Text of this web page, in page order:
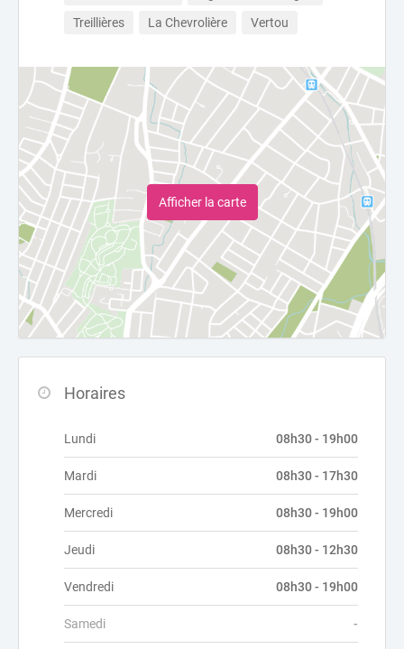
Treillières
La Chevrolière Vertou
Afficher la carte
Horaires
Lundi 08h30 - 19h00
Mardi 08h30 - 17h30
Mercredi 08h30 - 19h00
Jeudi 08h30 - 12h30
Vendredi 08h30 - 19h00
Samedi -